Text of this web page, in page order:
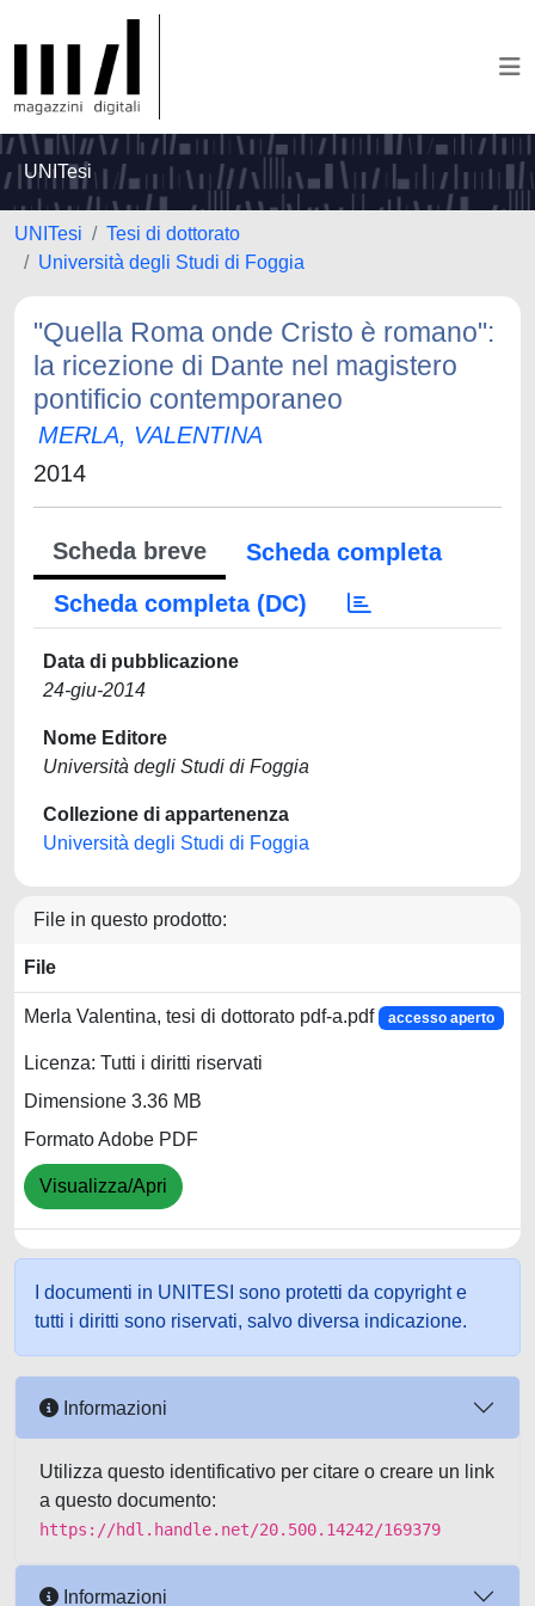
UNITesi
UNITesi
Tesi di dottorato
Università degli Studi di Foggia
"Quella Roma onde Cristo è romano":
la ricezione di Dante nel magistero
pontificio contemporaneo
MERLA, VALENTINA
2014
Scheda breve
Scheda completa
Scheda completa (DC)
Data di pubblicazione
24-giu-2014
Nome Editore
Università degli Studi di Foggia
Collezione di appartenenza
Università degli Studi di Foggia
File in questo prodotto:
File
Merla Valentina, tesi di dottorato pdf-a.pdf accesso aperto
Licenza: Tutti i diritti riservati
Dimensione 3.36 MB
Formato Adobe PDF
Visualizza/Apri
I documenti in UNITESI sono protetti da copyright e
tutti i diritti sono riservati, salvo diversa indicazione.
Informazioni
Utilizza questo identificativo per citare o creare un link
a questo documento:
https://hdl.handle.net/20.500.14242/169379
Informazioni